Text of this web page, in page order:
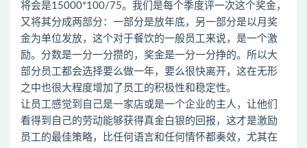
将会是15000*100/75。我们是每个季度评一次这个奖金，
又将其分成两部分：一部分是放年底，另一部分是以月奖
金为单位发放，这个对于餐饮的一般员工来说，是一个激
励。分数是一分一分攒的，奖金是一分一分挣的。所以大
部分员工都会选择要么做一年，要么很快离开，这在无形
之中也很大程度增加了员工的积极性和稳定性。
让员工感觉到自己是一家店或是一个企业的主人，让他们
看得到自己的劳动能够获得真金白银的回报，这才是激励
员工的最佳策略，比任何语言和任何情怀都奏效，尤其在